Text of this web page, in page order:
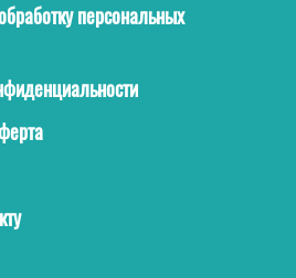
персональных